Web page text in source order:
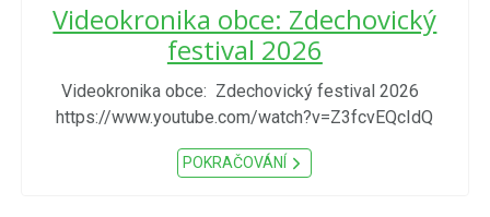
Videokronika obce: Zdechovický
festival 2026
Videokronika obce: Zdechovický festival 2026
https://www.youtube.com/watch?v=Z3fcvEQcIdQ
POKRAČOVÁNÍ